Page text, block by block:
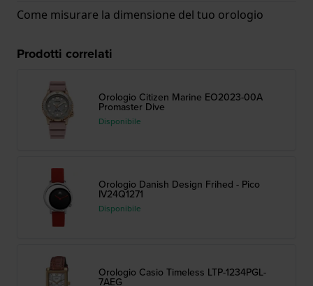
Come misurare la dimensione del tuo orologio
Prodotti correlati
Orologio Citizen Marine EO2023-00A
Promaster Dive
Disponibile
Orologio Danish Design Frihed - Pico
IV24Q1271
Disponibile
Orologio Casio Timeless LTP-1234PGL-
7AEG